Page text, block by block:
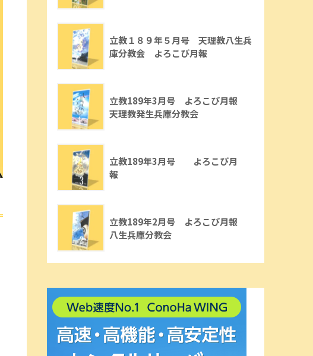
立教１８９年５月号 天理教八生兵
庫分教会 よろこび月報
立教189年3月号 よろこび月報
天理教発生兵庫分教会
立教189年3月号 よろこび月
報
立教189年2月号 よろこび月報
八生兵庫分教会